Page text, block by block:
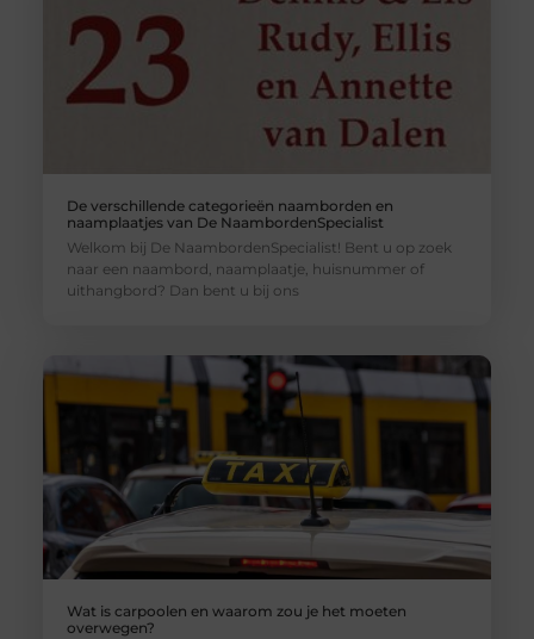
De verschillende categorieën naamborden en
naamplaatjes van De NaambordenSpecialist
Welkom bij De NaambordenSpecialist! Bent u op zoek
naar een naambord, naamplaatje, huisnummer of
uithangbord? Dan bent u bij ons
Wat is carpoolen en waarom zou je het moeten
overwegen?